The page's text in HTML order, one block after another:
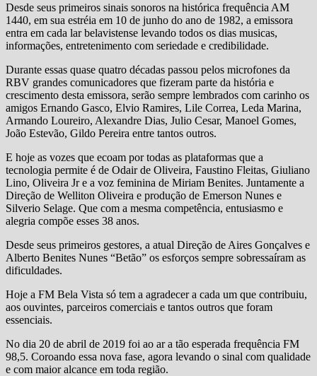
Desde seus primeiros sinais sonoros na histórica frequência AM
1440, em sua estréia em 10 de junho do ano de 1982, a emissora
entra em cada lar belavistense levando todos os dias musicas,
informações, entretenimento com seriedade e credibilidade.
Durante essas quase quatro décadas passou pelos microfones da
RBV grandes comunicadores que fizeram parte da história e
crescimento desta emissora, serão sempre lembrados com carinho os
amigos Ernando Gasco, Elvio Ramires, Lile Correa, Leda Marina,
Armando Loureiro, Alexandre Dias, Julio Cesar, Manoel Gomes,
João Estevão, Gildo Pereira entre tantos outros.
E hoje as vozes que ecoam por todas as plataformas que a
tecnologia permite é de Odair de Oliveira, Faustino Fleitas, Giuliano
Lino, Oliveira Jr e a voz feminina de Miriam Benites. Juntamente a
Direção de Welliton Oliveira e produção de Emerson Nunes e
Silverio Selage. Que com a mesma competência, entusiasmo e
alegria compõe esses 38 anos.
Desde seus primeiros gestores, a atual Direção de Aires Gonçalves e
Alberto Benites Nunes “Betão” os esforços sempre sobressaíram as
dificuldades.
Hoje a FM Bela Vista só tem a agradecer a cada um que contribuiu,
aos ouvintes, parceiros comerciais e tantos outros que foram
essenciais.
No dia 20 de abril de 2019 foi ao ar a tão esperada frequência FM
98,5. Coroando essa nova fase, agora levando o sinal com qualidade
e com maior alcance em toda região.